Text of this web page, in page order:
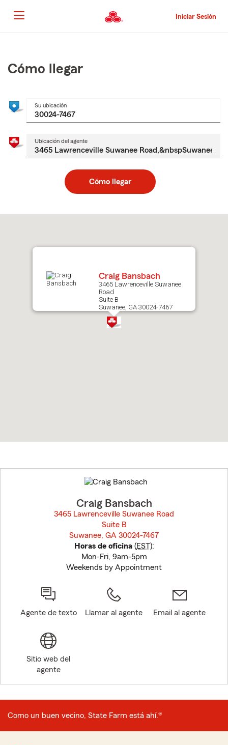
al
contenido
principal
Iniciar Sesión
principal
Cómo llegar
Su ubicación
Ubicación del agente
Cómo llegar
to
Craig Bansbach
3465 Lawrenceville Suwanee
Road
Suite B
Suwanee, GA 30024-7467
to
before
Craig Bansbach
3465 Lawrenceville Suwanee Road
Suite B
Suwanee, GA 30024-7467
Horas de oficina(EST):
Mon-Fri, 9am-5pm
Weekends by Appointment
Agente de texto Llamar al agente Email al agente
Sitio web del
agente
Como un buen vecino, State Farm está ahí.®